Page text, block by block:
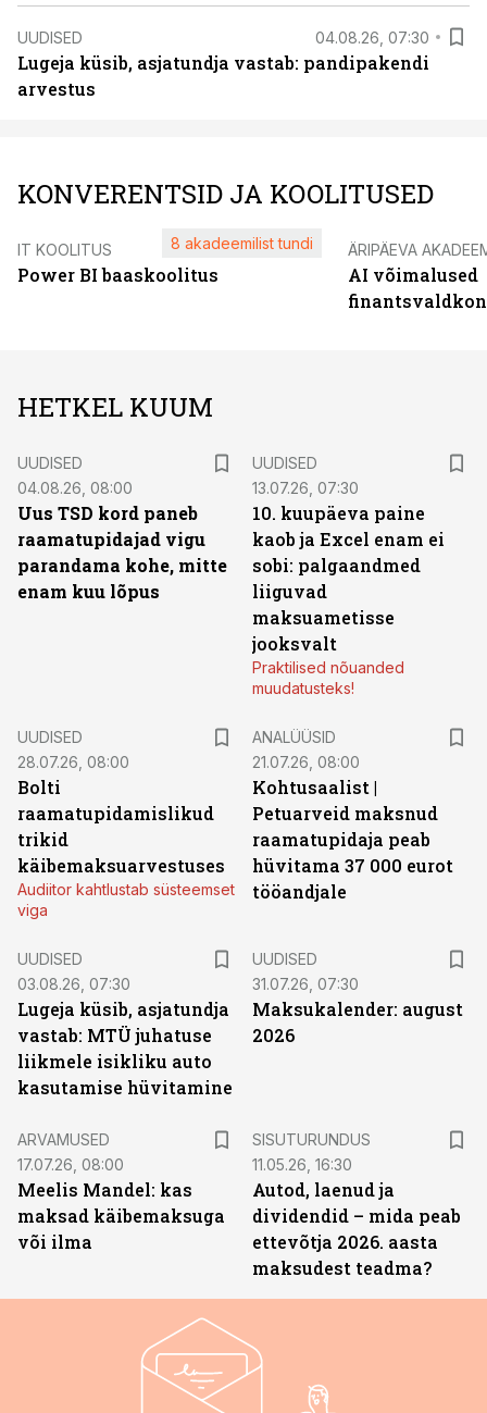
UUDISED 04.08.26, 07:30
Lugeja küsib, asjatundja vastab: pandipakendi
arvestus
KONVERENTSID JA KOOLITUSED
IT KOOLITUS
Power BI baaskoolitus
8 akadeemilist tundi ÄRIPÄEVA
AI võimalused
HETKEL KUUM
UUDISED
04.08.26, 08:00
Uus TSD kord paneb
raamatupidajad vigu
parandama kohe, mitte
enam kuu lõpus
UUDISED
13.07.26, 07:30
10. kuupäeva paine
kaob ja Excel enam ei
sobi: palgaandmed
liiguvad
maksuametisse
jooksvalt
Praktilised nõuanded
muudatusteks!
UUDISED
28.07.26, 08:00
Bolti
raamatupidamislikud
trikid
käibemaksuarvestuses
Audiitor kahtlustab süsteemset
viga
ANALÜÜSID
21.07.26, 08:00
Kohtusaalist |
Petuarveid maksnud
raamatupidaja peab
hüvitama 37 000 eurot
tööandjale
UUDISED
03.08.26, 07:30
Lugeja küsib, asjatundja
vastab: MTÜ juhatuse
liikmele isikliku auto
kasutamise hüvitamine
UUDISED
31.07.26, 07:30
Maksukalender: august
2026
ARVAMUSED
17.07.26, 08:00
Meelis Mandel: kas
maksad käibemaksuga
või ilma
SISUTURUNDUS
11.05.26, 16:30
Autod, laenud ja
dividendid – mida peab
ettevõtja 2026. aasta
maksudest teadma?